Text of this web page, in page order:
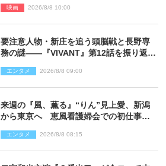
映画 2026/8/8 10:00
要注意人物・新庄を追う頭脳戦と長野専
務の謎――『VIVANT』第12話を振り返
エンタメ 2026/8/8 09:00
来週の『風、薫る』“りん”見上愛、新潟
から東京へ 恵風看護婦会での初仕事に
エンタメ 2026/8/8 08:15